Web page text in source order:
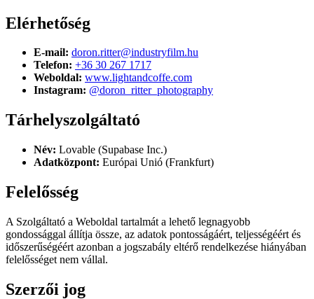
Elérhetőség
E-mail: doron.ritter@industryfilm.hu
Telefon: +36 30 267 1717
Weboldal: www.lightandcoffe.com
Instagram: @doron_ritter_photography
Tárhelyszolgáltató
Név: Lovable (Supabase Inc.)
Adatközpont: Európai Unió (Frankfurt)
Felelősség
A Szolgáltató a Weboldal tartalmát a lehető legnagyobb
gondossággal állítja össze, az adatok pontosságáért, teljességéért és
időszerűségéért azonban a jogszabály eltérő rendelkezése hiányában
felelősséget nem vállal.
Szerzői jog